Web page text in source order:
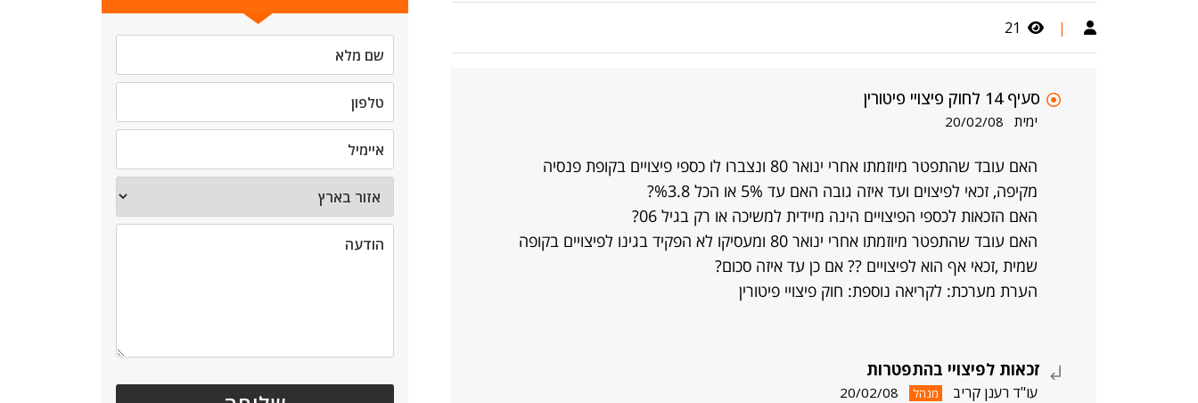
|
21
סעיף 14 לחוק פיצויי פיטורין
ימית 20/02/08
האם עובד שהתפטר מיוזמתו אחרי ינואר 80 ונצברו לו כספי פיצויים בקופת פנסיה
מקיפה, זכאי לפיצוים ועד איזה גובה האם עד 5% או הכל %3.8?
האם הזכאות לכספי הפיצויים הינה מיידית למשיכה או רק בגיל 06?
האם עובד שהתפטר מיוזמתו אחרי ינואר 80 ומעסיקו לא הפקיד בגינו לפיצויים בקופה
שמית ,זכאי אף הוא לפיצויים ?? אם כן עד איזה סכום?
הערת מערכת: לקריאה נוספת: חוק פיצויי פיטורין
זכאות לפיצויי בהתפטרות
עו"ד רענן קריב מנהל 20/02/08